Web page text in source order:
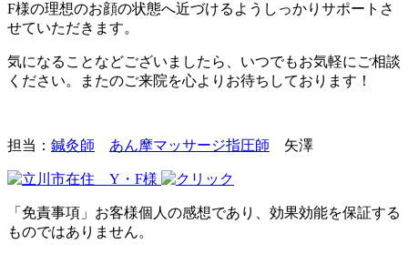
F様の理想のお顔の状態へ近づけるようしっかりサポートさ
せていただきます。
気になることなどございましたら、いつでもお気軽にご相談
ください。またのご来院を心よりお待ちしております！
担当： 鍼灸師 あん摩マッサージ指圧師 矢澤
「免責事項」お客様個人の感想であり、効果効能を保証する
ものではありません。